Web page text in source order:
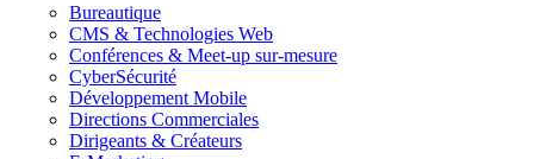
Bureautique
CMS & Technologies Web
Conférences & Meet-up sur-mesure
CyberSécurité
Développement Mobile
Directions Commerciales
Dirigeants & Créateurs